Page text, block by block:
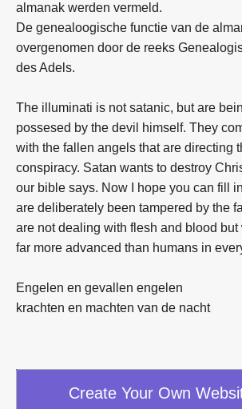
almanak werden vermeld.
De genealoogische functie van de
overgenomen door de reeks
des Adels.
The illuminati is not satanic, but are
possesed by the devil himself. They
with the fallen angels that are directing
conspiracy. Satan wants to destroy
our bible says. Now I hope you can fill
are deliberately been tampered by the
are not dealing with flesh and blood
far more advanced than humans in
Engelen en gevallen engelen
krachten en machten van de nacht
Create Your Own